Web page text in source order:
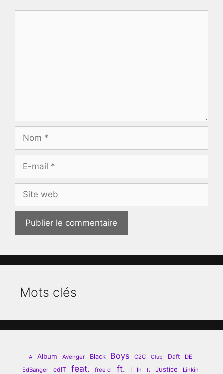
mail
web
Mots clés
A Album Avenger Black Boys C2C Club Daft
DE
EdBanger
edIT feat. free dl ft. I In It Justice Linkin